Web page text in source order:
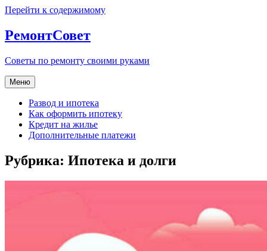
Перейти к содержимому
РемонтСовет
Советы по ремонту своими руками
Меню
Развод и ипотека
Как оформить ипотеку
Кредит на жилье
Дополнительные платежи
Рубрика: Ипотека и долги